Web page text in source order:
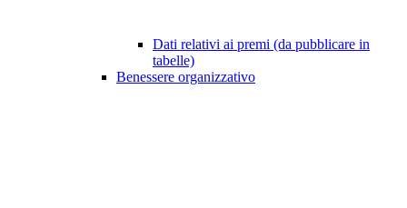
Dati relativi ai premi (da pubblicare in
tabelle)
Benessere organizzativo